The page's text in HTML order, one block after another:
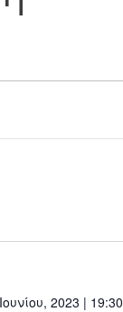
2023 | 19:30